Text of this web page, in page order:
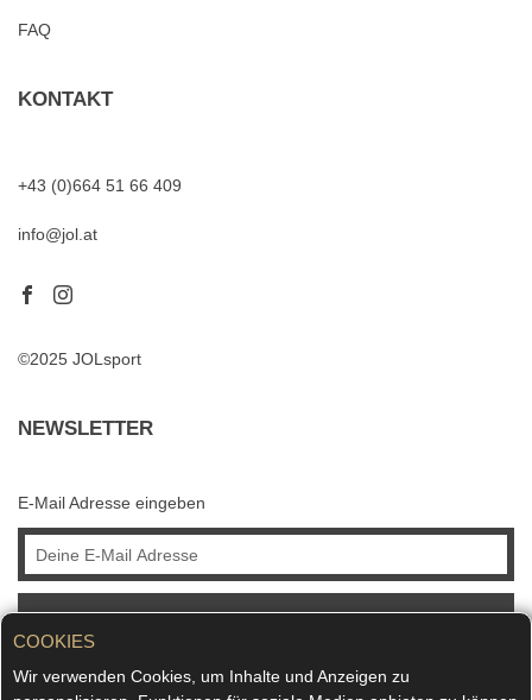
COOKIES
Wir verwenden Cookies, um Inhalte und Anzeigen zu
FAQ
KONTAKT
+43 (0)664 51 66 409
info@jol.at
©2025 JOLsport
NEWSLETTER
E-Mail Adresse eingeben
ABONNIEREN